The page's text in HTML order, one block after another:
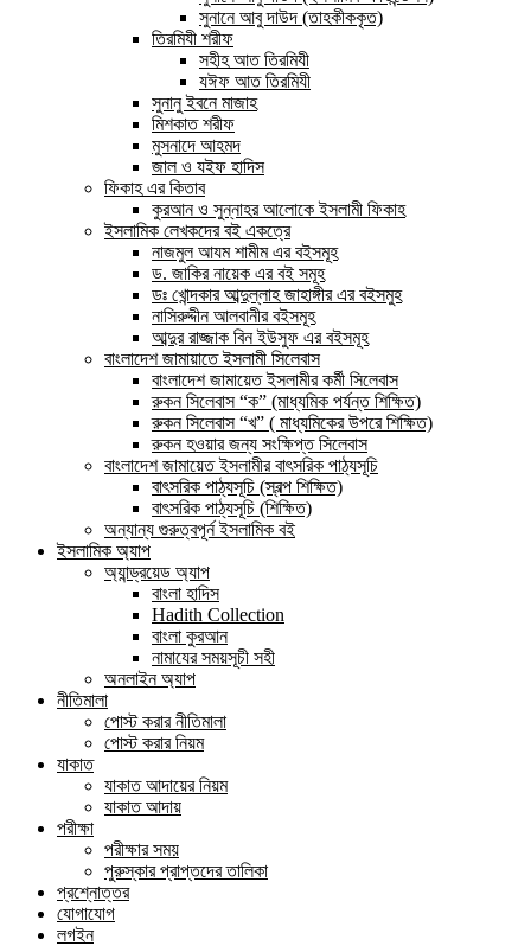
সুনানে আবু দাউদ (তাহকীককৃত)
তিরমিযী শরীফ
সহীহ আত তিরমিযী
যঈফ আত তিরমিযী
সুনানু ইবনে মাজাহ
মিশকাত শরীফ
মুসনাদে আহমদ
জাল ও যইফ হাদিস
ফিকাহ এর কিতাব
কুরআন ও সুন্নাহর আলোকে ইসলামী ফিকাহ
ইসলামিক লেখকদের বই একত্রে
নাজমুল আযম শামীম এর বইসমূহ
ড. জাকির নায়েক এর বই সমূহ
ডঃ খোন্দকার আব্দুল্লাহ জাহাঙ্গীর এর বইসমুহ
নাসিরুদ্দীন আলবানীর বইসমূহ
আব্দুর রাজ্জাক বিন ইউসুফ এর বইসমূহ
বাংলাদেশ জামায়াতে ইসলামী সিলেবাস
বাংলাদেশ জামায়েত ইসলামীর কর্মী সিলেবাস
রুকন সিলেবাস “ক” (মাধ্যমিক পর্যন্ত শিক্ষিত)
রুকন সিলেবাস “খ” ( মাধ্যমিকের উপরে শিক্ষিত)
রুকন হওয়ার জন্য সংক্ষিপ্ত সিলেবাস
বাংলাদেশ জামায়েত ইসলামীর বাৎসরিক পাঠ্যসূচি
বাৎসরিক পাঠ্যসূচি (স্বল্প শিক্ষিত)
বাৎসরিক পাঠ্যসূচি (শিক্ষিত)
অন্যান্য গুরুত্বপূর্ন ইসলামিক বই
ইসলামিক অ্যাপ
অ্যান্ড্রয়েড অ্যাপ
বাংলা হাদিস
Hadith Collection
বাংলা কুরআন
নামাযের সময়সূচী সহী
অনলাইন অ্যাপ
নীতিমালা
পোস্ট করার নীতিমালা
পোস্ট করার নিয়ম
যাকাত
যাকাত আদায়ের নিয়ম
যাকাত আদায়
পরীক্ষা
পরীক্ষার সময়
পুরুস্কার প্রাপ্তদের তালিকা
প্রশ্নোত্তর
যোগাযোগ
লগইন